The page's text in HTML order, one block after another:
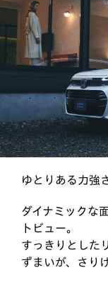
ゆとりある力強
ダイナミックな
トビュー。
すっきりとした
ずまいが、さり